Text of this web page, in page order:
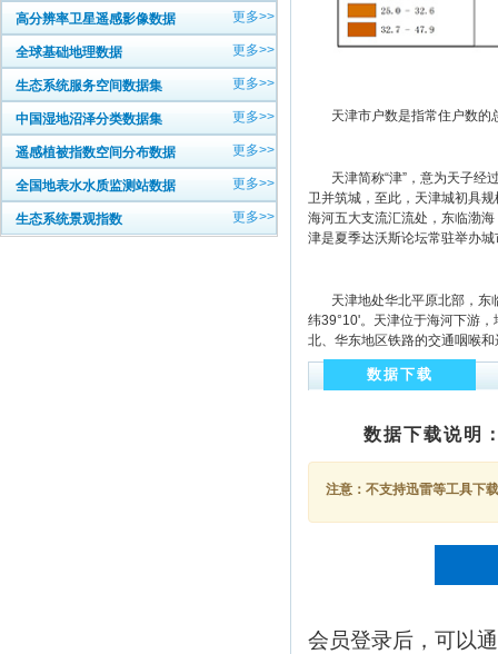
高分辨率卫星遥感影像数据 更多>>
全球基础地理数据 更多>>
生态系统服务空间数据集 更多>>
中国湿地沼泽分类数据集 更多>>
遥感植被指数空间分布数据 更多>>
全国地表水水质监测站数据 更多>>
生态系统景观指数 更多>>
天津市户数是指常住户数的
天津简称“津”，意为天子经
卫并筑城，至此，天津城初具
海河五大支流汇流处，东临渤
津是夏季达沃斯论坛常驻举办城
天津地处华北平原北部，东
纬39°10'。天津位于海河下游
北、华东地区铁路的交通咽喉
数据下载
数据下载说明
注意：不支持迅雷等工具下
会员登录后，可以